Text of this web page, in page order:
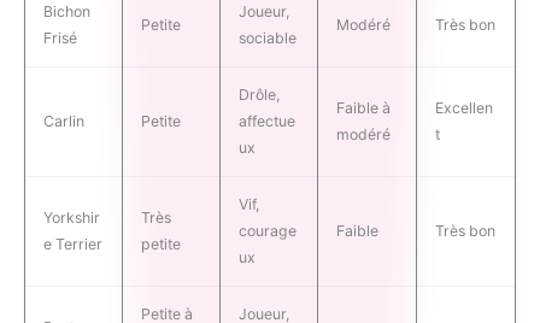
Bichon
Frisé
Petite
Joueur,
sociable
Modéré Très bon
Carlin Petite
Drôle,
affectue
ux
Faible à
modéré
Excellen
t
Yorkshir
e Terrier
Très
petite
Vif,
courage
ux
Faible Très bon
Petite à
Joueur,